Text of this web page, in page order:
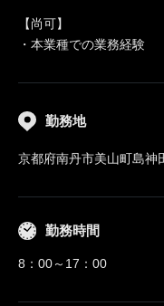
【尚可】
・本業種での業務経験
勤務地
京都府南丹市美山町島神
勤務時間
8：00～17：00